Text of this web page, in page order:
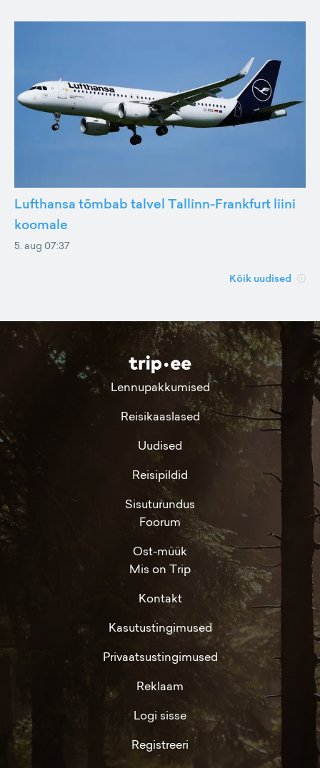
Lufthansa tõmbab talvel Tallinn-Frankfurt liini
koomale
5. aug 07:37
Kõik uudised
Lennupakkumised
Reisikaaslased
Uudised
Reisipildid
Sisuturundus
Foorum
Ost-müük
Mis on Trip
Kontakt
Kasutustingimused
Privaatsustingimused
Reklaam
Logi sisse
Registreeri